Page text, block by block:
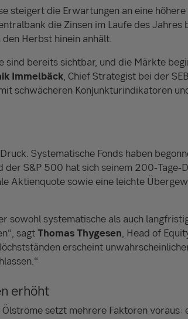
steigert die Erwartungen an eine höhere
die Zinsen im Laufe des Jahres
Herbst hinein anhält.
sind bereits sichtbar, und die Märkte
Immelbäck, Chief Strategist bei der
schwächeren Konjunkturindikatoren
Systematische Fonds haben
S&P 500 hat sich seinem
Aktienquote sowie eine leichte
sowohl systematische als auch
sagtThomas Thygesen, Head of
erscheint
erhöht
setzt mehrere Faktoren voraus: